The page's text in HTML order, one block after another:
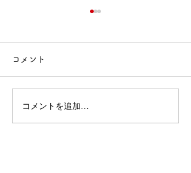
🎂誕生会出し物✨
コメント
コメントを追加…